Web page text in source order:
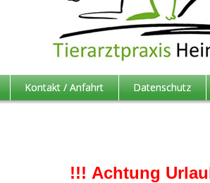
Kontakt / Anfahrt Datenschutz
!!! Achtung